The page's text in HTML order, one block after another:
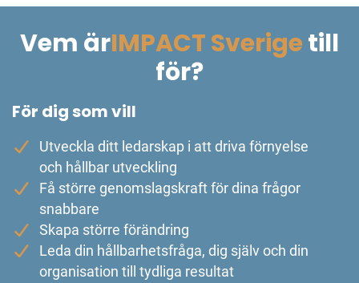
Vem ärIMPACT Sverigetill
för?
För dig som vill
Utveckla ditt ledarskap i att driva förnyelse
och hållbar utveckling
Få större genomslagskraft för dina frågor
snabbare
Skapa större förändring
Leda din hållbarhetsfråga, dig själv och din
organisation till tydliga resultat